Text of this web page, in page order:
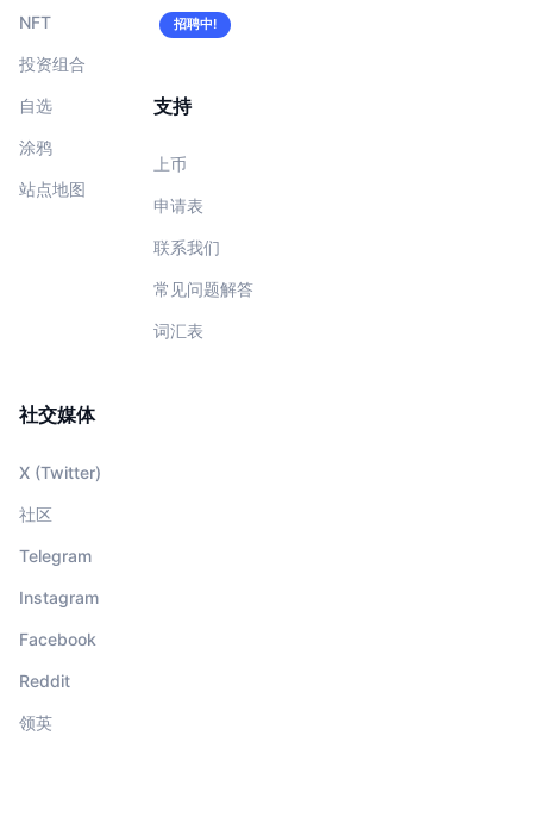
NFT
投资组合
自选
涂鸦
站点地图
招聘中!
支持
上币
申请表
联系我们
常见问题解答
词汇表
社交媒体
X (Twitter)
社区
Telegram
Instagram
Facebook
Reddit
领英